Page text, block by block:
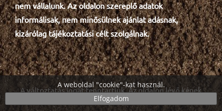
A weboldal "cookie"-kat használ.
Elfogadom
nem vállalunk. Az oldalon szereplő adatok
informálisak, nem minősülnek ajánlat adásnak,
kizárólag tájékoztatási célt szolgálnak.
A változtatás jogát fenntartjuk. Az oldalon lévő képek
részben illusztrációk.